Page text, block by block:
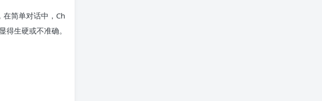
简单对话中，Ch
生硬或不准确。